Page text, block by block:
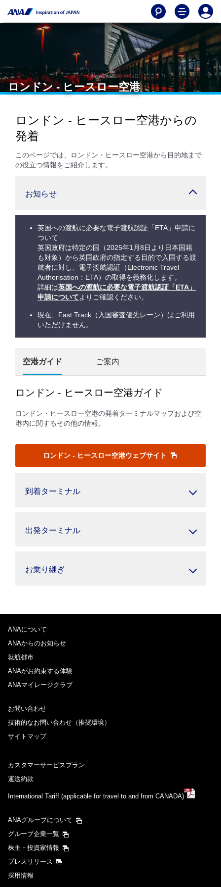
ロンドン - ヒースロー空港
ロンドン - ヒースロー空港からの
発着
このページでは、ロンドン・ヒースロー空港から目的地まで
の役立つ情報をご紹介します。
お知らせ
英国への渡航に必要な電子渡航認証「ETA」申請に
ついて
英国政府は特定の国（2025年1月8日より日本国籍
も対象）から英国政府の指定する目的で入国する渡
航者に対し、電子渡航認証（Electronic Travel
Authorisation：ETA）の取得を義務化します。
詳細は英国への渡航に必要な電子渡航認証「ETA」
申請についてよりご確認ください。
現在、Fast Track（入国審査優先レーン）はご利用
いただけません。
空港ガイド ご案内
ロンドン - ヒースロー空港ガイド
ロンドン・ヒースロー空港の発着ターミナルマップおよび空
港内に関するその他の情報。
ロンドン - ヒースロー空港ウェブサイト
到着ターミナル
出発ターミナル
お乗り継ぎ
ANAについて
ANAからのお知らせ
就航都市
ANAがお約束する体験
ANAマイレージクラブ
お問い合わせ
技術的なお問い合わせ（推奨環境）
サイトマップ
カスタマーサービスプラン
運送約款
International Tariff (applicable for travel to and from CANADA)
ANAグループについて
グループ企業一覧
株主・投資家情報
プレスリリース
採用情報